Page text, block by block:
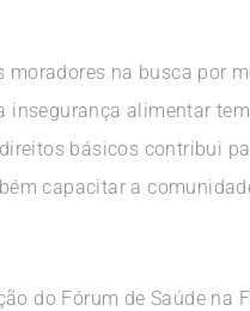
na busca por
insegurança alimentar
básicos contribui
capacitar a
do Fórum de Saúde